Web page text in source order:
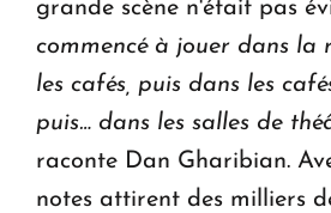
grande scène n'était pas
commencé à jouer dans la
les cafés, puis dans les
puis… dans les salles de
raconte Dan Gharibian.
notes attirent des milliers